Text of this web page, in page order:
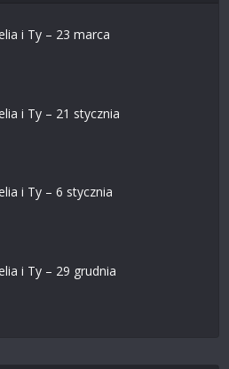
i Ty – 23 marca
i Ty – 21 stycznia
i Ty – 6 stycznia
i Ty – 29 grudnia